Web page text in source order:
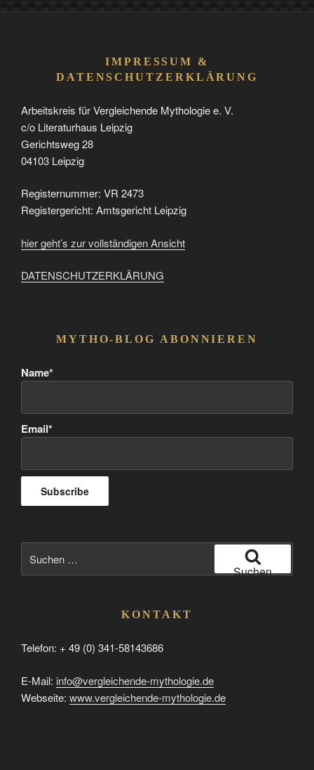
IMPRESSUM &
DATENSCHUTZERKLÄRUNG
Arbeitskreis für Vergleichende Mythologie e. V.
c/o Literaturhaus Leipzig
Gerichtsweg 28
04103 Leipzig
Registernummer: VR 2473
Registergericht: Amtsgericht Leipzig
hier geht’s zur vollständigen Ansicht
DATENSCHUTZERKLÄRUNG
MYTHO-BLOG ABONNIEREN
Name*
Email*
nach:
Suchen
KONTAKT
Telefon: + 49 (0) 341-58143686
E-Mail: info@vergleichende-mythologie.de
Webseite: www.vergleichende-mythologie.de